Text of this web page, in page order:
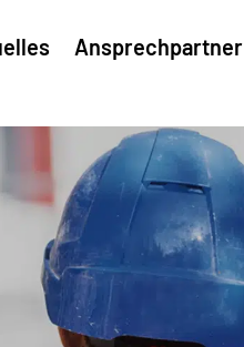
Ansprechpartner